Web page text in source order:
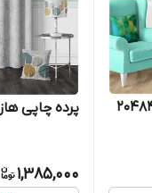
پرده چاپی
1,385,000